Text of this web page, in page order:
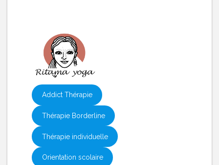
Addict Thérapie
Thérapie Borderline
Thérapie individuelle
Orientation scolaire